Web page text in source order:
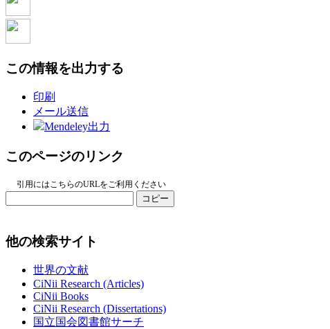
この情報を出力する
印刷
メール送信
Mendeley出力
このページのリンク
引用にはこちらのURLをご利用ください
コピー
他の検索サイト
世界の文献
CiNii Research (Articles)
CiNii Books
CiNii Research (Dissertations)
国立国会図書館サーチ